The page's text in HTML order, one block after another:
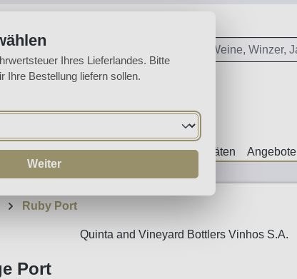
Espumante Aguardente Spezialitäten Angebote
Ruby Port
Port
Quinta and Vineyard Bottlers Vinhos S.A.
Ihres Lieferlandes. Bitte
Ihre Bestellung liefern sollen.
Weiter